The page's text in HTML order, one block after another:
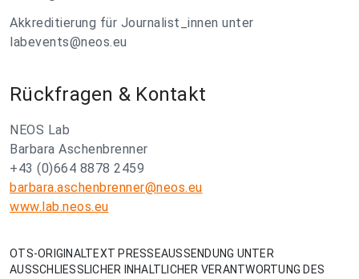
Akkreditierung für Journalist_innen unter
labevents@neos.eu
Rückfragen & Kontakt
NEOS Lab
Barbara Aschenbrenner
+43 (0)664 8878 2459
barbara.aschenbrenner@neos.eu
www.lab.neos.eu
OTS-ORIGINALTEXT PRESSEAUSSENDUNG UNTER
AUSSCHLIESSLICHER INHALTLICHER VERANTWORTUNG DES